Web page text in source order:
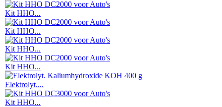
Kit HHO...
Kit HHO...
Kit HHO...
Kit HHO...
Elektrolyt....
Kit HHO...